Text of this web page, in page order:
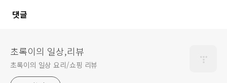
댓글
초록이의 일상,리뷰
초록이의 일상 요리/쇼핑 리뷰